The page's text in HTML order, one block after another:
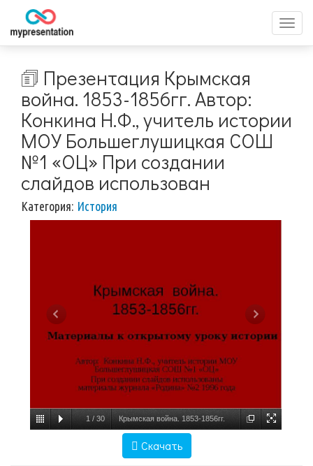
меню
🗊 Презентация Крымская
война. 1853-1856гг. Автор:
Конкина Н.Ф., учитель истории
МОУ Большеглушицкая СОШ
№1 «ОЦ» При создании
слайдов использован
Категория: История
1 / 30 Крымская война. 1853-1856гг.
МОУ Большеглушицкая СОШ №1 «ОЦ»
Скачать